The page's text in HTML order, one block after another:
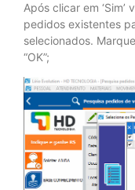
Após clicar em
pedidos existentes
selecionados.
“OK”;